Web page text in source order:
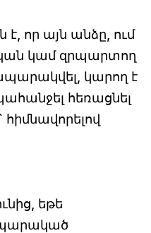
է, որ այն անձը, ում
կամ զրպարտող
կարող է
հեռացնել
հիմնավորելով
եթե